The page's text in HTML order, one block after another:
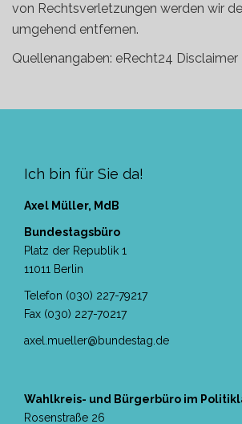
von Rechtsverletzungen werden wir
umgehend entfernen.
Quellenangaben: eRecht24 Disclaimer
Ich bin für Sie da!
Axel Müller, MdB
Bundestagsbüro
Platz der Republik 1
11011 Berlin
Telefon (030) 227-79217
Fax (030) 227-70217
axel.mueller@bundestag.de
Wahlkreis- und Bürgerbüro im
Rosenstraße 26